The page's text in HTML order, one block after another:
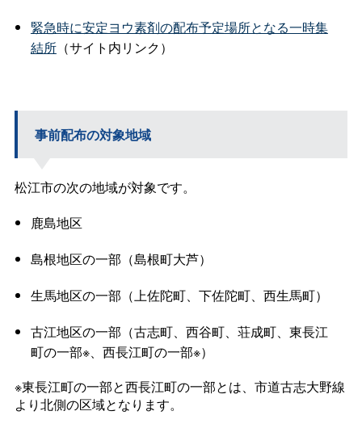
緊急時に安定ヨウ素剤の配布予定場所となる一時集
結所（サイト内リンク）
事前配布の対象地域
松江市の次の地域が対象です。
鹿島地区
島根地区の一部（島根町大芦）
生馬地区の一部（上佐陀町、下佐陀町、西生馬町）
古江地区の一部（古志町、西谷町、荘成町、東長江
町の一部※、西長江町の一部※）
※東長江町の一部と西長江町の一部とは、市道古志大野線
より北側の区域となります。